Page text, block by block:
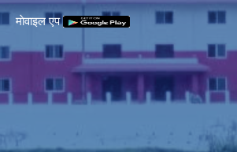
माेवाइल एप